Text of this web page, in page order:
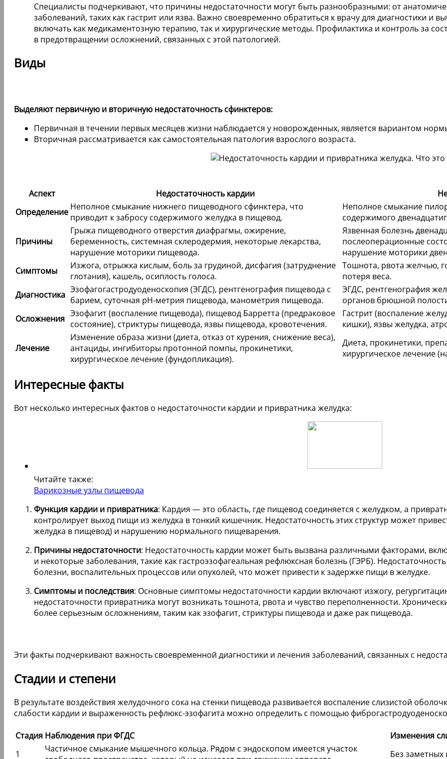
Специалисты подчеркивают, что причины недостаточности могут быть разнообразными: от
заболеваний, таких как гастрит или язва. Важно своевременно обратиться к врачу для диагностики и
включать как медикаментозную терапию, так и хирургические методы. Профилактика и контроль за
в предотвращении осложнений, связанных с этой патологией.
Виды
Выделяют первичную и вторичную недостаточность сфинктеров:
Первичная в течении первых месяцев жизни наблюдается у новорожденных, является вариантом
Вторичная рассматривается как самостоятельная патология взрослого возраста.
Аспект Недостаточность кардии
Определение Неполное смыкание нижнего пищеводного сфинктера, что
приводит к забросу содержимого желудка в пищевод.
Неполное смыкание
содержимого
Причины
Грыжа пищеводного отверстия диафрагмы, ожирение,
беременность, системная склеродермия, некоторые лекарства,
нарушение моторики пищевода.
Язвенная болезнь
послеоперационные
нарушение моторики
Симптомы
Изжога, отрыжка кислым, боль за грудиной, дисфагия (затруднение
глотания), кашель, осиплость голоса.
Тошнота, рвота желчью,
потеря веса.
Диагностика Эзофагогастродуоденоскопия (ЭГДС), рентгенография пищевода с
барием, суточная pH-метрия пищевода, манометрия пищевода.
ЭГДС, рентгенография
органов брюшной
Осложнения Эзофагит (воспаление пищевода), пищевод Барретта (предраковое
состояние), стриктуры пищевода, язвы пищевода, кровотечения.
Гастрит (воспаление
кишки), язвы желудка,
Лечение
Изменение образа жизни (диета, отказ от курения, снижение веса),
антациды, ингибиторы протонной помпы, прокинетики,
хирургическое лечение (фундопликация).
Диета, прокинетики,
хирургическое лечение
Интересные факты
Вот несколько интересных фактов о недостаточности кардии и привратника желудка:
Читайте также:
Варикозные узлы пищевода
Функция кардии и привратника: Кардия — это область, где пищевод соединяется с желудком, а
контролирует выход пищи из желудка в тонкий кишечник. Недостаточность этих структур может
желудка в пищевод) и нарушению нормального пищеварения.
Причины недостаточности: Недостаточность кардии может быть вызвана различными факторами,
и некоторые заболевания, такие как гастроэзофагеальная рефлюксная болезнь (ГЭРБ).
болезни, воспалительных процессов или опухолей, что может привести к задержке пищи в желудке.
Симптомы и последствия: Основные симптомы недостаточности кардии включают изжогу,
недостаточности привратника могут возникать тошнота, рвота и чувство переполненности.
более серьезным осложнениям, таким как эзофагит, стриктуры пищевода и даже рак пищевода.
Эти факты подчеркивают важность своевременной диагностики и лечения заболеваний, связанных с
Стадии и степени
В результате воздействия желудочного сока на стенки пищевода развивается воспаление слизистой
слабости кардии и выраженность рефлюкс-эзофагита можно определить с помощью
Стадия Наблюдения при ФГДС Изменения
1
Частичное смыкание мышечного кольца. Рядом с эндоскопом имеется участок
Без